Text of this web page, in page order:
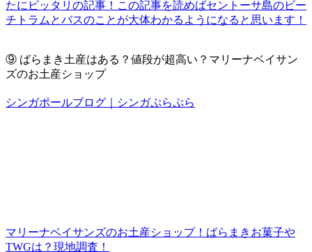
たにピッタリの記事！この記事を読めばセントーサ島のビー
チトラムとバスのことが大体わかるようになると思います！
⑨ ばらまき土産はある？値段が超高い？マリーナベイサン
ズのお土産ショップ
シンガポールブログ｜シンガぷらぷら
マリーナベイサンズのお土産ショップ！ばらまきお菓子や
TWGは？現地調査！